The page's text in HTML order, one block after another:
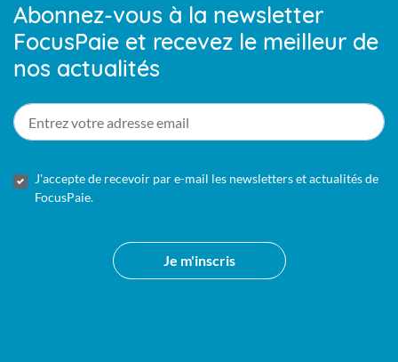
Abonnez-vous à la newsletter
FocusPaie et recevez le meilleur de
nos actualités
E-
mail *
Je m'inscris
RGPD *
J'accepte de recevoir par e-mail les newsletters et actualités de
FocusPaie.